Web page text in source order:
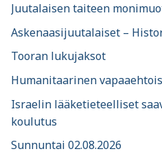
Juutalaisen taiteen
Askenaasijuutalaiset –
Tooran lukujaksot
Humanitaarinen
Israelin lääketieteelliset
koulutus
Sunnuntai 02.08.2026